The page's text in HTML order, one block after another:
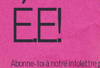
É.E!
Abonne-toi à notre infolettre